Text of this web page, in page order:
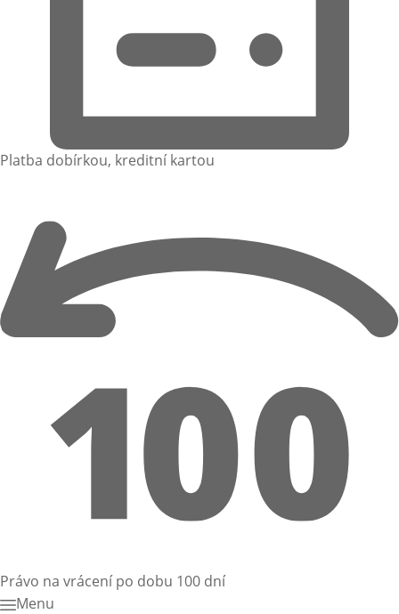
Platba dobírkou, kreditní kartou
Právo na vrácení po dobu 100 dní
Menu